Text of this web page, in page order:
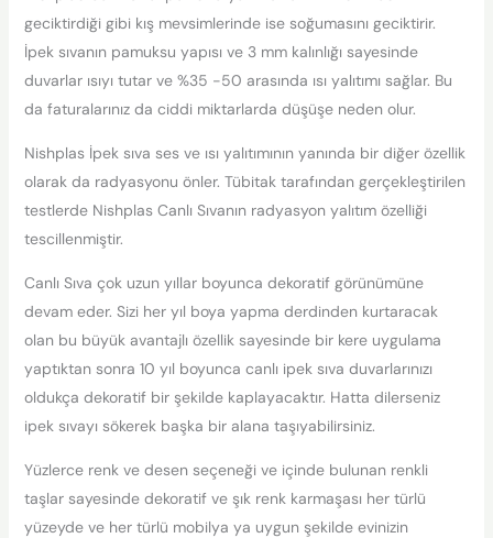
geciktirdiği gibi kış mevsimlerinde ise soğumasını geciktirir.
İpek sıvanın pamuksu yapısı ve 3 mm kalınlığı sayesinde
duvarlar ısıyı tutar ve %35 -50 arasında ısı yalıtımı sağlar. Bu
da faturalarınız da ciddi miktarlarda düşüşe neden olur.
Nishplas İpek sıva ses ve ısı yalıtımının yanında bir diğer özellik
olarak da radyasyonu önler. Tübitak tarafından gerçekleştirilen
testlerde Nishplas Canlı Sıvanın radyasyon yalıtım özelliği
tescillenmiştir.
Canlı Sıva çok uzun yıllar boyunca dekoratif görünümüne
devam eder. Sizi her yıl boya yapma derdinden kurtaracak
olan bu büyük avantajlı özellik sayesinde bir kere uygulama
yaptıktan sonra 10 yıl boyunca canlı ipek sıva duvarlarınızı
oldukça dekoratif bir şekilde kaplayacaktır. Hatta dilerseniz
ipek sıvayı sökerek başka bir alana taşıyabilirsiniz.
Yüzlerce renk ve desen seçeneği ve içinde bulunan renkli
taşlar sayesinde dekoratif ve şık renk karmaşası her türlü
yüzeyde ve her türlü mobilya ya uygun şekilde evinizin